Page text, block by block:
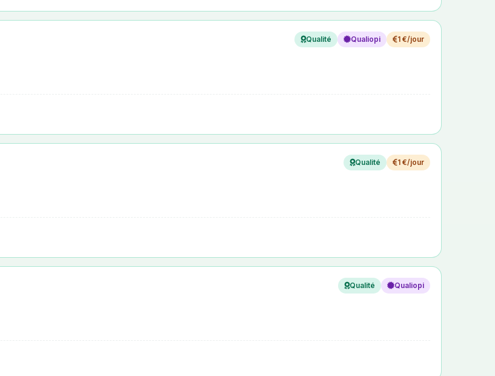
Qualité Qualiopi 1 €/jour
Qualité 1 €/jour
Qualité Qualiopi